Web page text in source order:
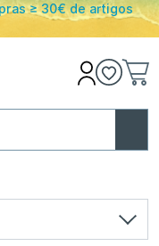
≥ 30€ de artigos